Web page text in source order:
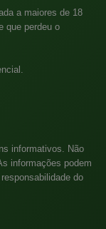
a maiores de 18
que perdeu o
informativos. Não
informações podem
do